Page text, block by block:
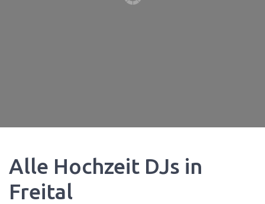
Alle Hochzeit DJs in
Freital